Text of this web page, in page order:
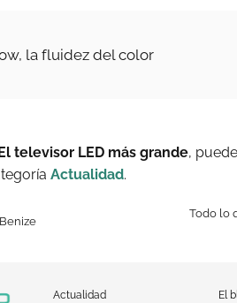
la fluidez del color
televisor LED más grande,
Actualidad.
Todo lo
Actualidad El